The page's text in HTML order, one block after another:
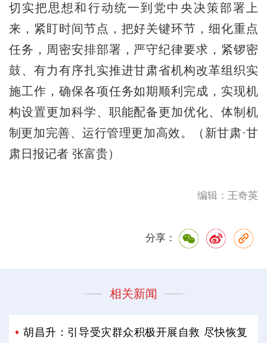
切实把思想和行动统一到党中央决策部署上
来，紧盯时间节点，把好关键环节，细化重点
任务，周密安排部署，严守纪律要求，紧锣密
鼓、有力有序扎实推进甘肃省机构改革组织实
施工作，确保各项任务如期顺利完成，实现机
构设置更加科学、职能配备更加优化、体制机
制更加完善、运行管理更加高效。（新甘肃·甘
肃日报记者 张富贵）
编辑：王奇英
分享：
相关新闻
胡昌升：引导受灾群众积极开展自救 尽快恢复